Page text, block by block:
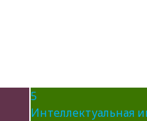
5
Интеллектуальная